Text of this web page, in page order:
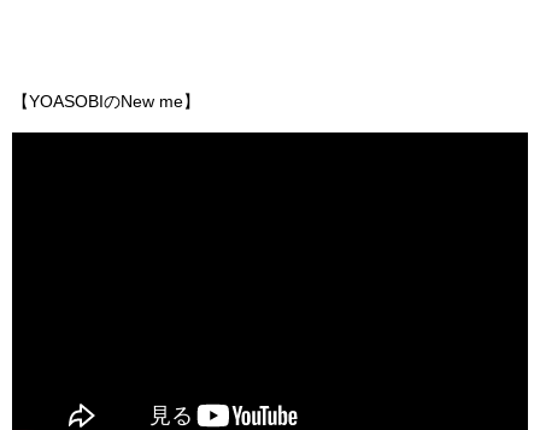
【YOASOBIのNew me】